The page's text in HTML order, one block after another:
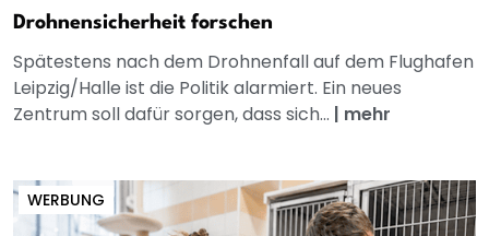
Drohnensicherheit forschen
Spätestens nach dem Drohnenfall auf dem Flughafen
Leipzig/Halle ist die Politik alarmiert. Ein neues
Zentrum soll dafür sorgen, dass sich... | mehr
WERBUNG